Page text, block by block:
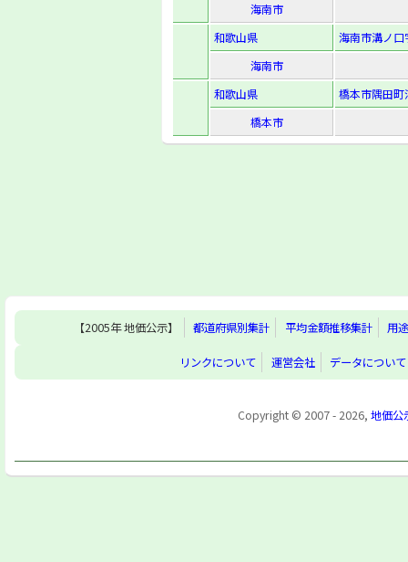
海南市
和歌山県
海南市溝ノ
海南市
和歌山県
橋本市隅田
橋本市
【2005年 地価公示】 都道府県別集計 平均金額推移集計 用
リンクについて 運営会社 データについて
Copyright © 2007 - 2026, 地価公